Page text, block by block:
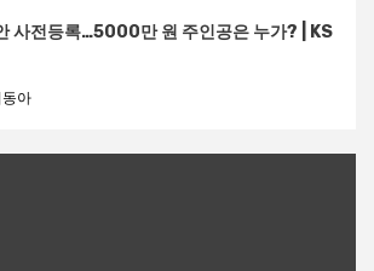
사전등록…5000만 원 주인공은 누가? | KS
동아